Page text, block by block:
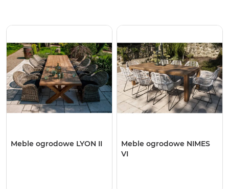
Meble ogrodowe LYON II
Meble ogrodowe NIMES
VI